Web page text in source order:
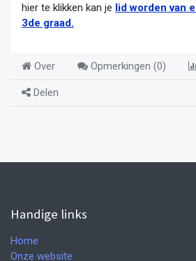
hier te klikken kan je lid worden van
3de graad.
Over Opmerkingen (0)
Delen
Handige links
Home
Onze website